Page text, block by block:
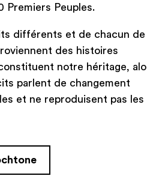
Premiers Peuples.
différents et de chacun de
des histoires
notre héritage,
parlent de changement
et ne reproduisent pas les
rapidement des
artistes de la relève
œuvre artistique en ligne.
dédié uniquement aux
impressionnant de